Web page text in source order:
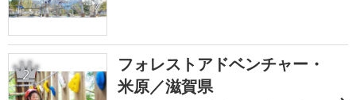
2
フォレストアドベンチャー・
米原／滋賀県